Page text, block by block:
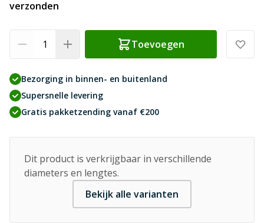
verzonden
Toevoegen
Bezorging in binnen- en buitenland
Supersnelle levering
Gratis pakketzending vanaf €200
Dit product is verkrijgbaar in verschillende
diameters en lengtes.
Bekijk alle varianten